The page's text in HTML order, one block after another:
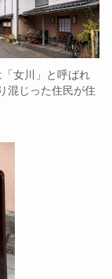
女川」と呼ばれ
混じった住民が住